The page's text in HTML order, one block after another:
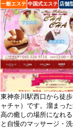
一般エステ 中国式エステ 店舗
東神奈川駅西口から徒
ャチャ）です。溜まっ
高の癒しの場所になれ
と自慢のマッサージ・